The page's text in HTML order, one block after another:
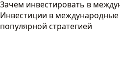
Зачем инвестировать в
Инвестиции в
популярной стратегией